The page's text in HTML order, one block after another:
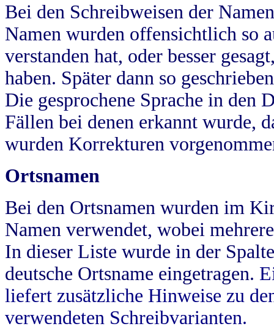
Bei den Schreibweisen der
Namen wurden offensichtlich so
verstanden hat, oder besser
haben. Später dann so
Die gesprochene Sprache in
Fällen bei denen erkannt wurde,
wurden Korrekturen
Ortsnamen
Bei den Ortsnamen wurden im
Namen verwendet, wobei
In dieser Liste wurde in der
deutsche Ortsname eingetragen.
liefert zusätzliche Hinweise zu
verwendeten Schreibvarianten.